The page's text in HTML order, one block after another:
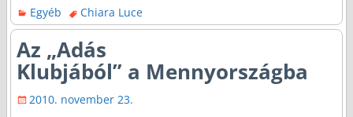
Egyéb
Chiara Luce
Az „Adás
Klubjából” a Mennyországba
2010. november 23.